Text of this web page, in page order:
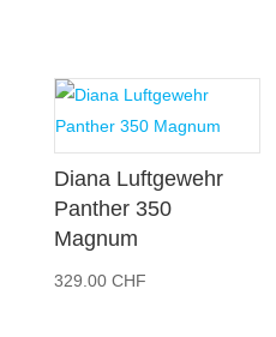
Diana Luftgewehr
Panther 350
Magnum
329.00 CHF